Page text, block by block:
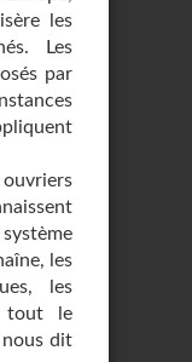
les
Les
par
les
les
tout le
nous dit